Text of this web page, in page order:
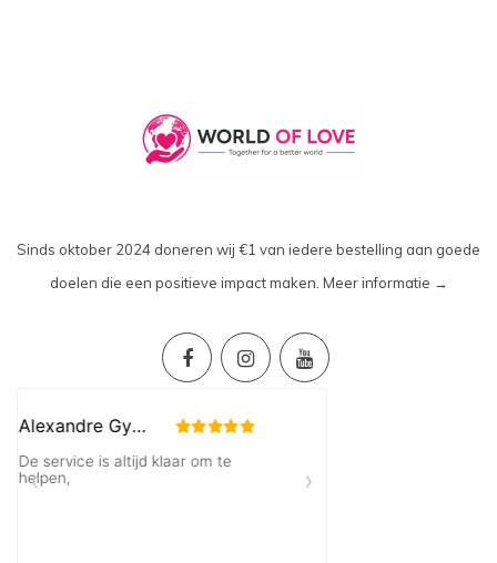
Sinds oktober 2024 doneren wij €1 van iedere bestelling aan goede
doelen die een positieve impact maken. Meer informatie →